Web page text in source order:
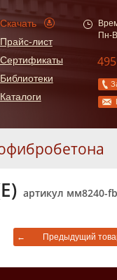
Скачать
Прайс-лист
Сертификаты
Библиотеки
Каталоги
Пн-
артикул мм8240-fb
← Предыдущий